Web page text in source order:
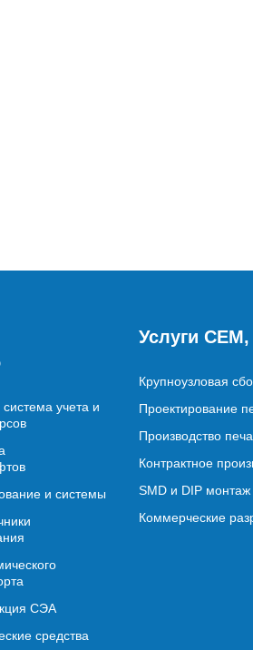
учета и
и системы
СЭА
средства
Услуги
Крупноузловая
Проектирование
Производство
Контрактное
SMD и DIP
Коммерческие